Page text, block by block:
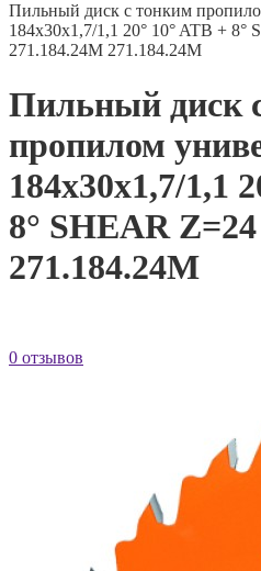
Пильный диск c тонким
184x30x1,7/1,1 20° 10° ATB +
271.184.24M 271.184.24M
Пильный диск
пропилом
184x30x1,7/1,1
8° SHEAR
271.184.24M
0 отзывов